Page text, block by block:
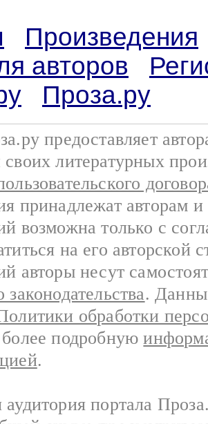
Произведения
авторов
Проза.ру
предоставляет
литературных
принадлежат авторам
возможна только с
на его авторской
авторы несут
законодательства.
обработки
более подробную
.
портала